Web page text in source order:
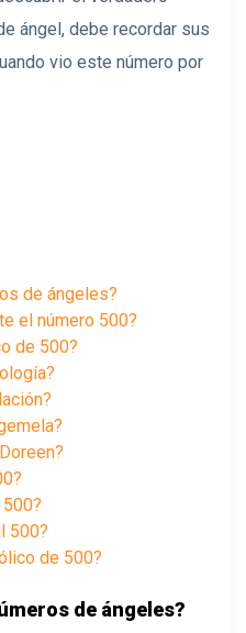
ángel, debe recordar sus
vio este número por
de ángeles?
el número 500?
de 500?
500?
de 500?
de ángeles?